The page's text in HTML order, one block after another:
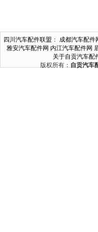
四川汽车配件联盟 ： 成都汽车配件
雅安汽车配件网 内江汽车配件网
关于自贡汽车配
版权所有： 自贡汽车